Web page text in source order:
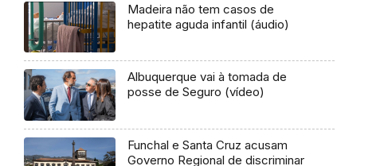
Madeira não tem casos de
hepatite aguda infantil (áudio)
Albuquerque vai à tomada de
posse de Seguro (vídeo)
Funchal e Santa Cruz acusam
Governo Regional de discriminar